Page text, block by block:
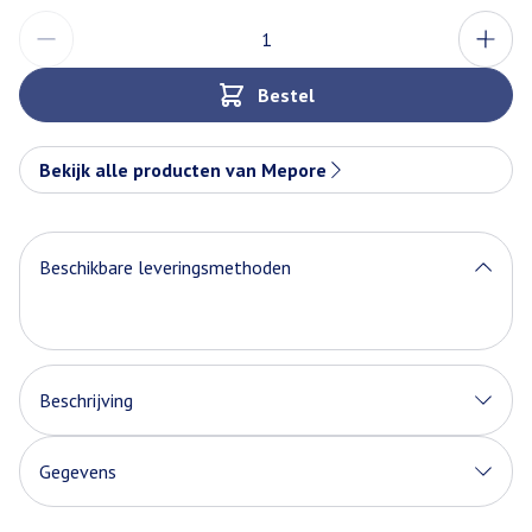
Bestel
Bekijk alle producten van Mepore
Beschikbare leveringsmethoden
Beschrijving
Gegevens